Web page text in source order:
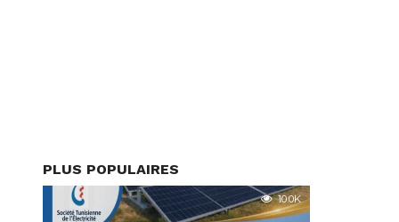
PLUS POPULAIRES
10.0K